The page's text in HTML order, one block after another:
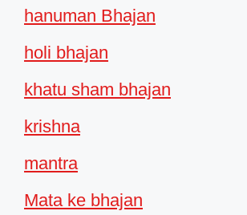
hanuman Bhajan
holi bhajan
khatu sham bhajan
krishna
mantra
Mata ke bhajan